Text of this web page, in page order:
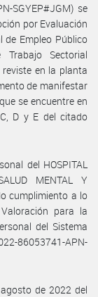
SGYEP#JGM) se
por Evaluación
de Empleo Público
Sectorial
en la planta
de manifestar
se encuentre en
D y E del citado
del HOSPITAL
MENTAL Y
cumplimiento a lo
para la
del Sistema
86053741-APN-
de 2022 del